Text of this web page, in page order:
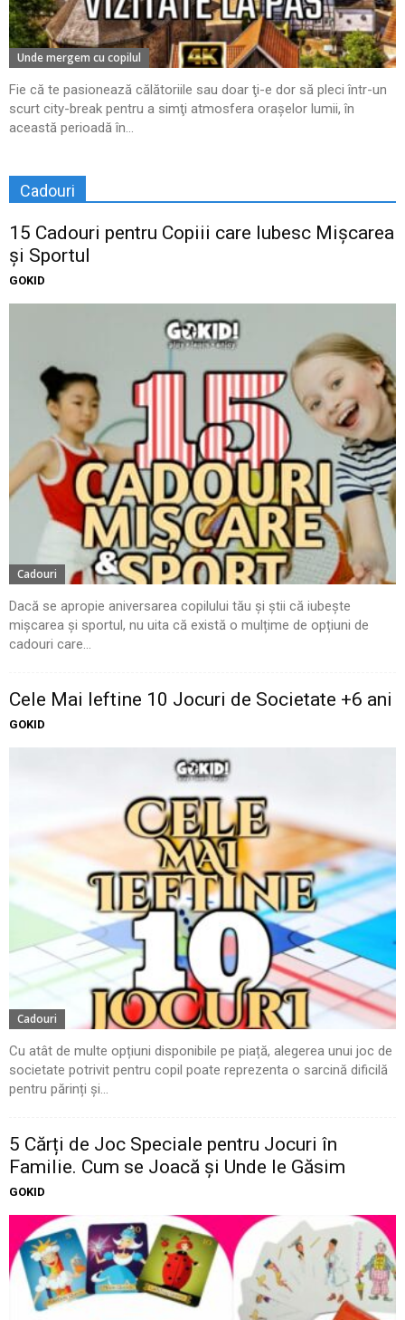
Unde mergem cu copilul
Fie că te pasionează călătoriile sau doar ţi-e dor să pleci într-un
scurt city-break pentru a simţi atmosfera oraşelor lumii, în
această perioadă în...
Cadouri
15 Cadouri pentru Copiii care Iubesc Mișcarea
și Sportul
GOKID
Cadouri
Dacă se apropie aniversarea copilului tău și știi că iubește
mișcarea și sportul, nu uita că există o mulțime de opțiuni de
cadouri care...
Cele Mai Ieftine 10 Jocuri de Societate +6 ani
GOKID
Cadouri
Cu atât de multe opțiuni disponibile pe piață, alegerea unui joc de
societate potrivit pentru copil poate reprezenta o sarcină dificilă
pentru părinți și...
5 Cărți de Joc Speciale pentru Jocuri în
Familie. Cum se Joacă și Unde le Găsim
GOKID